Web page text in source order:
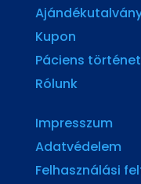
Kupon
Páciens
Rólunk
Impresszum
Adatvédelem
Felhasználási